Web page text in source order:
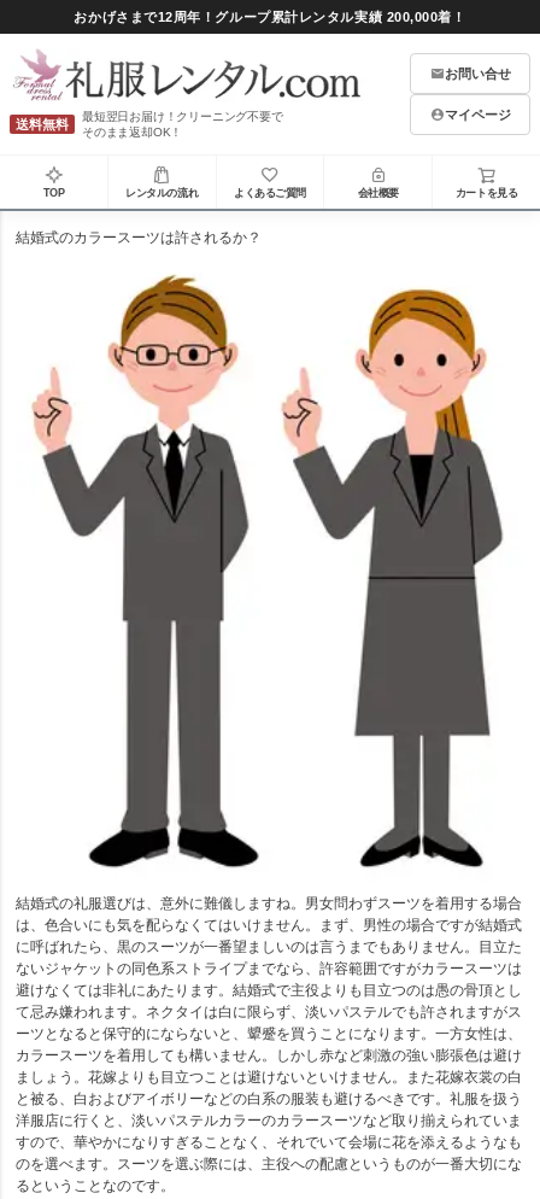
おかげさまで12周年！グループ累計レンタル実績 200,000着！
送料無料
最短翌日お届け！クリーニング不要で
そのまま返却OK！
お問い合せ
マイページ
TOP レンタルの流れ よくあるご質問 会社概要 カートを見る
結婚式のカラースーツは許されるか？
結婚式の礼服選びは、意外に難儀しますね。男女問わずスーツを着用する場合
は、色合いにも気を配らなくてはいけません。まず、男性の場合ですが結婚式
に呼ばれたら、黒のスーツが一番望ましいのは言うまでもありません。目立た
ないジャケットの同色系ストライプまでなら、許容範囲ですがカラースーツは
避けなくては非礼にあたります。結婚式で主役よりも目立つのは愚の骨頂とし
て忌み嫌われます。ネクタイは白に限らず、淡いパステルでも許されますがス
ーツとなると保守的にならないと、顰蹙を買うことになります。一方女性は、
カラースーツを着用しても構いません。しかし赤など刺激の強い膨張色は避け
ましょう。花嫁よりも目立つことは避けないといけません。また花嫁衣裳の白
と被る、白およびアイボリーなどの白系の服装も避けるべきです。礼服を扱う
洋服店に行くと、淡いパステルカラーのカラースーツなど取り揃えられていま
すので、華やかになりすぎることなく、それでいて会場に花を添えるようなも
のを選べます。スーツを選ぶ際には、主役への配慮というものが一番大切にな
るということなのです。